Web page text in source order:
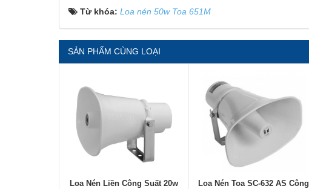
Từ khóa: Loa nén 50w Toa 651M
SẢN PHẨM CÙNG LOẠI
Loa Nén Liền Công Suất 20w
Loa Nén Toa SC-632 AS Công